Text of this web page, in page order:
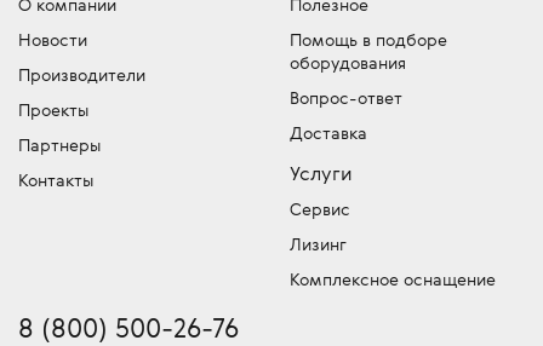
медицинское оборудование –
обязательно уточняйте, что входит в эту
сумму!
Скидки!
У нас действует гибкая система
скидок, постоянно проводятся
специальные акции и действуют другие
привлекательные предложения. Следите
Отдел запчастей медицинского
оборудования
Подбор и продажа оригинальных
запчастей для медицинской техники.
Мы имеем собственный лицензированный
сервисный центр для обслуживания и
устранения неисправностей и команду
сертифицированных специалистов
выездного обслуживания техники. Работы
проводятся согласно стандартам
производителя. Доставляем
оборудование в сервисный центр -
Новости
Производители
Проекты
Партнеры
Контакты
Помощь в подборе
оборудования
Вопрос-ответ
Доставка
Услуги
Сервис
Лизинг
Комплексное оснащение
8 (800) 500-26-76